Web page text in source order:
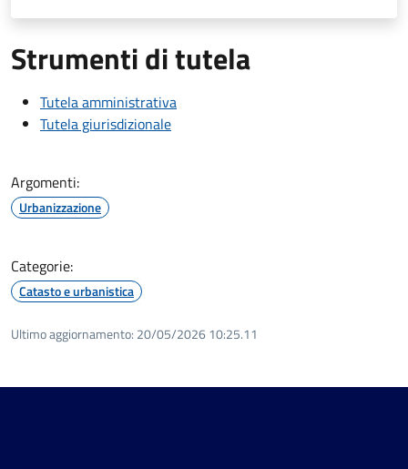
Strumenti di tutela
Tutela amministrativa
Tutela giurisdizionale
Argomenti:
Urbanizzazione
Categorie:
Catasto e urbanistica
Ultimo aggiornamento: 20/05/2026 10:25.11